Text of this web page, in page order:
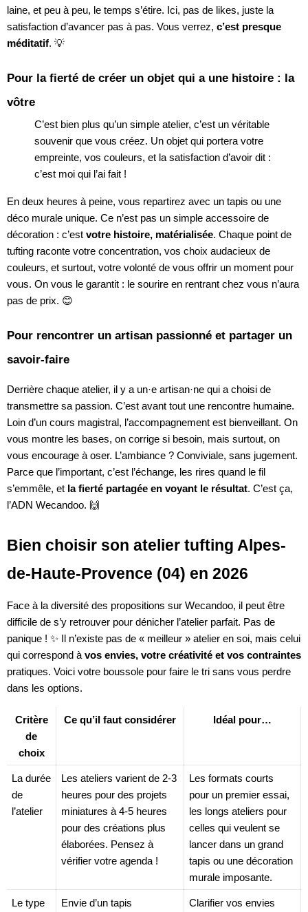
laine, et peu à peu, le temps s’étire. Ici, pas de likes, juste la
satisfaction d’avancer pas à pas. Vous verrez, c’est presque
méditatif. 💡
Pour la fierté de créer un objet qui a une histoire : la
vôtre
C’est bien plus qu’un simple atelier, c’est un véritable
souvenir que vous créez. Un objet qui portera votre
empreinte, vos couleurs, et la satisfaction d’avoir dit :
c’est moi qui l’ai fait !
En deux heures à peine, vous repartirez avec un tapis ou une
déco murale unique. Ce n’est pas un simple accessoire de
décoration : c’est votre histoire, matérialisée. Chaque point de
tufting raconte votre concentration, vos choix audacieux de
couleurs, et surtout, votre volonté de vous offrir un moment pour
vous. On vous le garantit : le sourire en rentrant chez vous n’aura
pas de prix. 😊
Pour rencontrer un artisan passionné et partager un
savoir-faire
Derrière chaque atelier, il y a un·e artisan·ne qui a choisi de
transmettre sa passion. C’est avant tout une rencontre humaine.
Loin d’un cours magistral, l’accompagnement est bienveillant. On
vous montre les bases, on corrige si besoin, mais surtout, on
vous encourage à oser. L’ambiance ? Conviviale, sans jugement.
Parce que l’important, c’est l’échange, les rires quand le fil
s’emmêle, et la fierté partagée en voyant le résultat. C’est ça,
l’ADN Wecandoo. 🙌
Bien choisir son atelier tufting Alpes-
de-Haute-Provence (04) en 2026
Face à la diversité des propositions sur Wecandoo, il peut être
difficile de s’y retrouver pour dénicher l’atelier parfait. Pas de
panique ! ✨ Il n’existe pas de « meilleur » atelier en soi, mais celui
qui correspond à vos envies, votre créativité et vos contraintes
pratiques. Voici votre boussole pour faire le tri sans vous perdre
dans les options.
Critère
de
choix
Ce qu’il faut considérer Idéal pour…
La durée
de
l’atelier
Les ateliers varient de 2-3
heures pour des projets
miniatures à 4-5 heures
pour des créations plus
élaborées. Pensez à
vérifier votre agenda !
Les formats courts
pour un premier essai,
les longs ateliers pour
celles qui veulent se
lancer dans un grand
tapis ou une décoration
murale imposante.
Le type
Envie d’un tapis
Clarifier vos envies